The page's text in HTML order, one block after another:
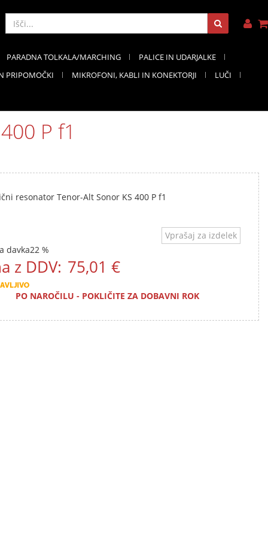
PARADNA TOLKALA/MARCHING
PALICE IN UDARJALKE
PRIPOMOČKI MIKROFONI, KABLI IN KONEKTORJI
LUČI
P f1
resonator Tenor-Alt Sonor KS 400 P f1
Vprašaj za izdelek
davka22 %
z DDV: 75,01 €
PO NAROČILU - POKLIČITE ZA DOBAVNI ROK